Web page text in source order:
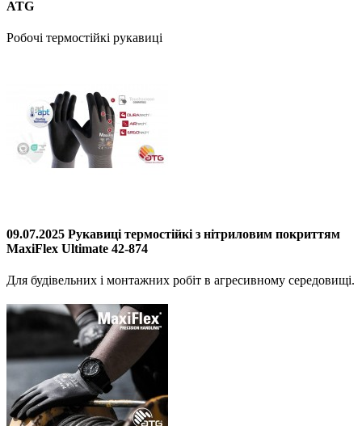
ATG
Робочі термостійкі рукавиці
09.07.2025 Рукавиці термостійкі з нітриловим покриттям
MaxiFlex Ultimate 42-874
Для будівельних і монтажних робіт в агресивному середовищі.